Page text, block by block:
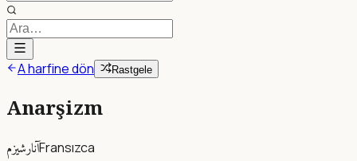
A harfine dön Rastgele
Anarşizm
آنارشيزمFransızca